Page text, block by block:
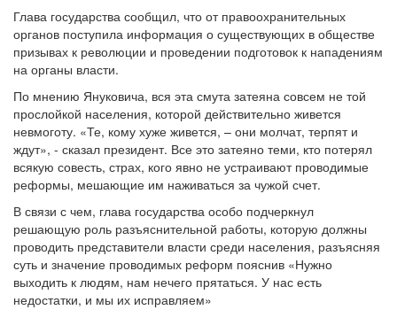
Глава государства сообщил, что от правоохранительных
органов поступила информация о существующих в обществе
призывах к революции и проведении подготовок к нападениям
на органы власти.
По мнению Януковича, вся эта смута затеяна совсем не той
прослойкой населения, которой действительно живется
невмоготу. «Те, кому хуже живется, – они молчат, терпят и
ждут», - сказал президент. Все это затеяно теми, кто потерял
всякую совесть, страх, кого явно не устраивают проводимые
реформы, мешающие им наживаться за чужой счет.
В связи с чем, глава государства особо подчеркнул
решающую роль разъяснительной работы, которую должны
проводить представители власти среди населения, разъясняя
суть и значение проводимых реформ пояснив «Нужно
выходить к людям, нам нечего прятаться. У нас есть
недостатки, и мы их исправляем»